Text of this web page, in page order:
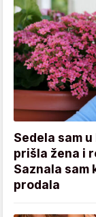
Sedela sam
prišla žena i
Saznala sam
prodala